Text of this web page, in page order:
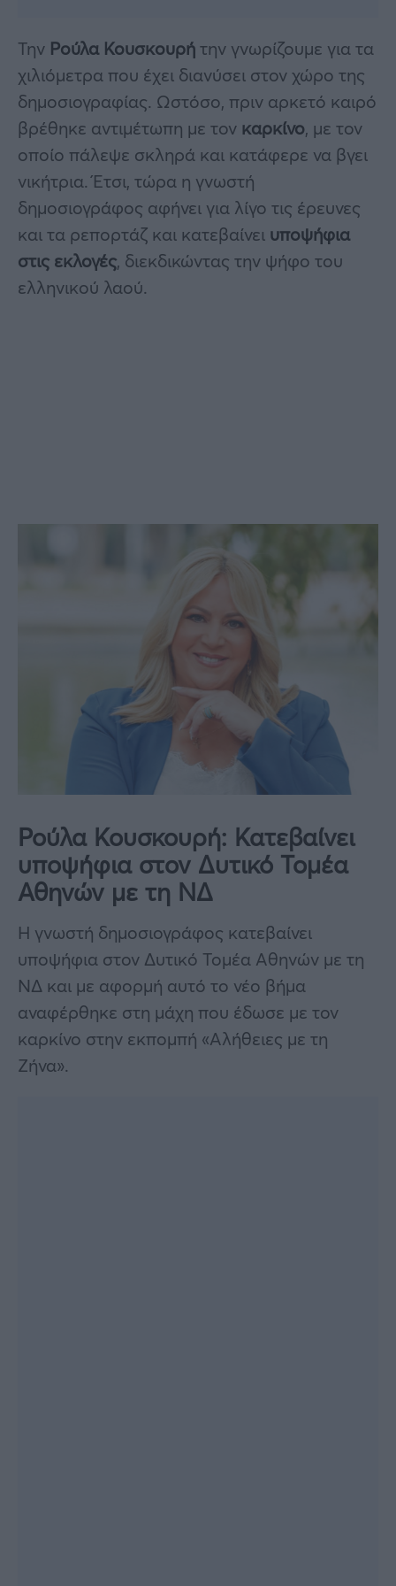
Την Ρούλα Κουσκουρήτην γνωρίζουμε για τα
χιλιόμετρα που έχει διανύσει στον χώρο της
δημοσιογραφίας. Ωστόσο, πριν αρκετό καιρό
βρέθηκε αντιμέτωπη με τον καρκίνο, με τον
οποίο πάλεψε σκληρά και κατάφερε να βγει
νικήτρια. Έτσι, τώρα η γνωστή
δημοσιογράφος αφήνει για λίγο τις έρευνες
και τα ρεπορτάζ και κατεβαίνει υποψήφια
στις εκλογές, διεκδικώντας την ψήφο του
ελληνικού λαού.
Ρούλα Κουσκουρή: Κατεβαίνει
υποψήφια στον Δυτικό Τομέα
Αθηνών με τη ΝΔ
Η γνωστή δημοσιογράφος κατεβαίνει
υποψήφια στον Δυτικό Τομέα Αθηνών με τη
ΝΔ και με αφορμή αυτό το νέο βήμα
αναφέρθηκε στη μάχη που έδωσε με τον
καρκίνο στην εκπομπή «Αλήθειες με τη
Ζήνα».